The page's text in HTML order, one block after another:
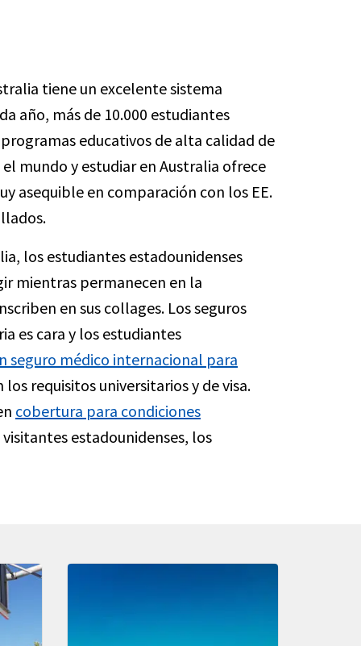
tiene un excelente sistema
año, más de 10.000 estudiantes
educativos de alta calidad de
mundo y estudiar en Australia ofrece
asequible en comparación con los EE.
los estudiantes estadounidenses
mientras permanecen en la
en sus collages. Los seguros
es cara y los estudiantes
seguro médico internacional para
requisitos universitarios y de visa.
cobertura para condiciones
estadounidenses, los